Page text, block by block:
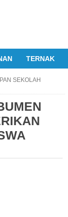
TERNAK
SEKOLAH